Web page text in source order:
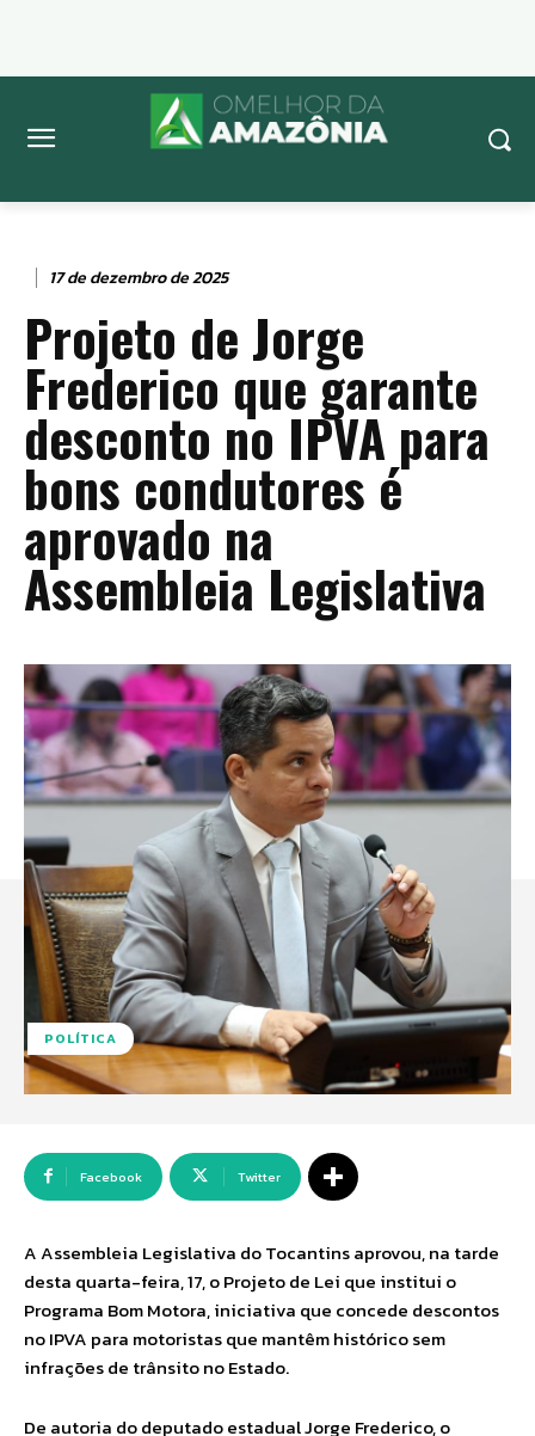
17 de dezembro de 2025
Projeto de Jorge
Frederico que garante
desconto no IPVA para
bons condutores é
aprovado na
Assembleia Legislativa
POLÍTICA
Facebook Twitter
A Assembleia Legislativa do Tocantins aprovou, na tarde
desta quarta-feira, 17, o Projeto de Lei que institui o
Programa Bom Motora, iniciativa que concede descontos
no IPVA para motoristas que mantêm histórico sem
infrações de trânsito no Estado.
De autoria do deputado estadual Jorge Frederico, o